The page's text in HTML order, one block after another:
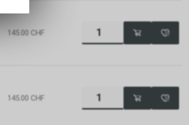
145.00 CHF
145.00 CHF